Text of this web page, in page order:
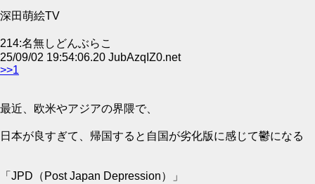
深田萌絵TV
214:名無しどんぶらこ
25/09/02 19:54:06.20 JubAzqIZ0.net
>>1
最近、欧米やアジアの界隈で、
日本が良すぎて、帰国すると自国が劣化版に感じて鬱になる
「JPD（Post Japan Depression）」